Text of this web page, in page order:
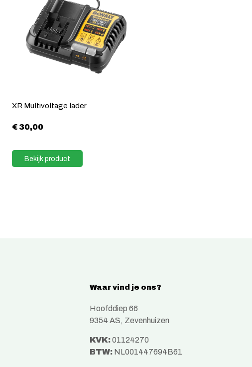
XR Multivoltage lader
€30,00
Bekijk product
Waar vind je ons?
Hoofddiep 66
9354 AS, Zevenhuizen
KVK:01124270
BTW:NL001447694B61